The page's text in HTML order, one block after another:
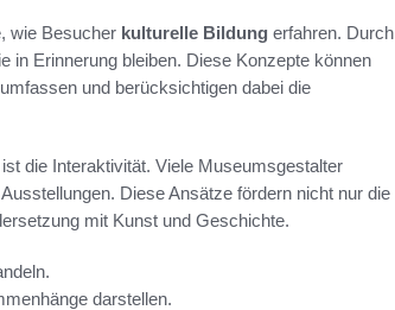
wie Besucher kulturelle Bildung erfahren. Durch
in Erinnerung bleiben. Diese Konzepte können
und berücksichtigen dabei die
die Interaktivität. Viele Museumsgestalter
Diese Ansätze fördern nicht nur die
mit Kunst und Geschichte.
darstellen.